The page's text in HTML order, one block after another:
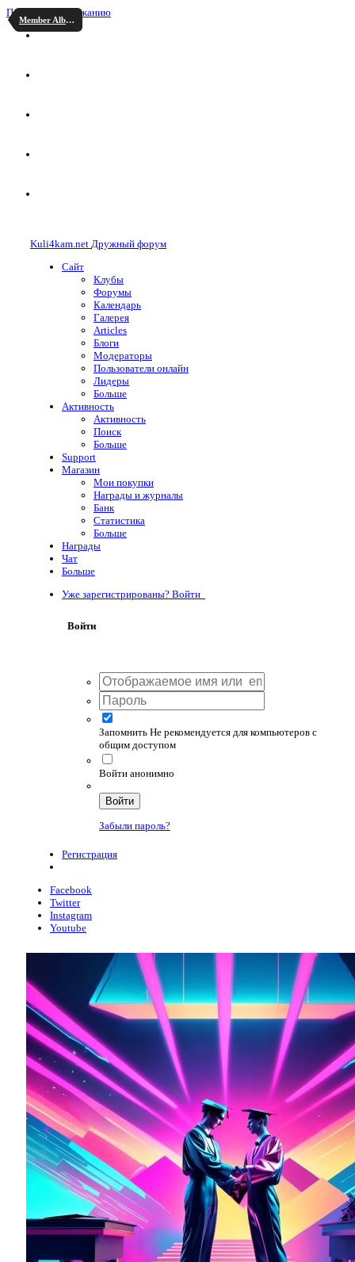
Перейти к содержанию
Member Albums
Kuli4kam.net Дружный форум
Сайт
Клубы
Форумы
Календарь
Галерея
Articles
Блоги
Модераторы
Пользователи онлайн
Лидеры
Больше
Активность
Активность
Поиск
Больше
Support
Магазин
Мои покупки
Награды и журналы
Банк
Статистика
Больше
Награды
Чат
Больше
Уже зарегистрированы? Войти
Войти
Запомнить Не рекомендуется для компьютеров с
общим доступом
Войти анонимно
Войти
Забыли пароль?
Регистрация
Facebook
Twitter
Instagram
Youtube